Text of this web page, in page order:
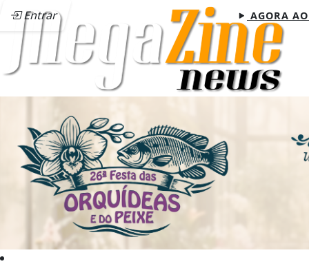
Entrar AGORA